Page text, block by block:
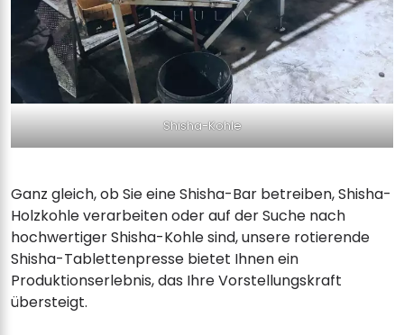
Shisha-Kohle
Ganz gleich, ob Sie eine Shisha-Bar betreiben, Shisha-
Holzkohle verarbeiten oder auf der Suche nach
hochwertiger Shisha-Kohle sind, unsere rotierende
Shisha-Tablettenpresse bietet Ihnen ein
Produktionserlebnis, das Ihre Vorstellungskraft
übersteigt.